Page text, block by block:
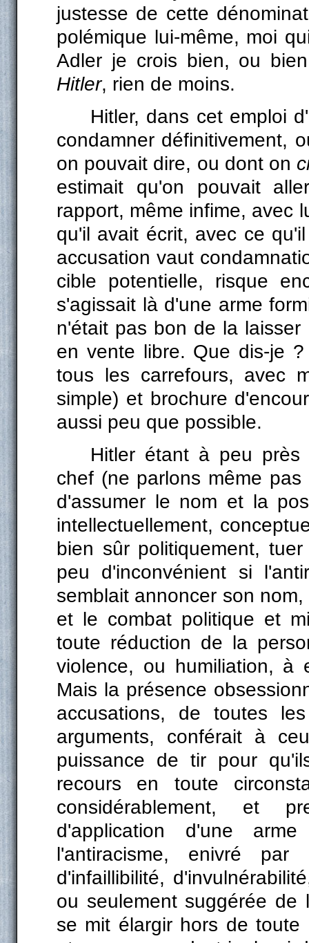
justesse de cette
polémique lui-même, moi
Adler je crois bien, ou
Hitler, rien de moins.
Hitler, dans cet emploi
condamner définitivement,
on pouvait dire, ou dont on
estimait qu'on pouvait
rapport, même infime, avec
qu'il avait écrit, avec ce
accusation vaut
cible potentielle, risque
s'agissait là d'une arme
n'était pas bon de la
en vente libre. Que dis-je
tous les carrefours, avec
simple) et brochure
aussi peu que possible.
Hitler étant à peu
chef (ne parlons même
d'assumer le nom et la
intellectuellement,
bien sûr politiquement,
peu d'inconvénient si
semblait annoncer son
et le combat politique et
toute réduction de la
violence, ou humiliation,
Mais la présence
accusations, de toutes
arguments, conférait à
puissance de tir pour
recours en toute
considérablement, et
d'application d'une
l'antiracisme, enivré
d'infaillibilité,
ou seulement suggérée de
se mit élargir hors de toute